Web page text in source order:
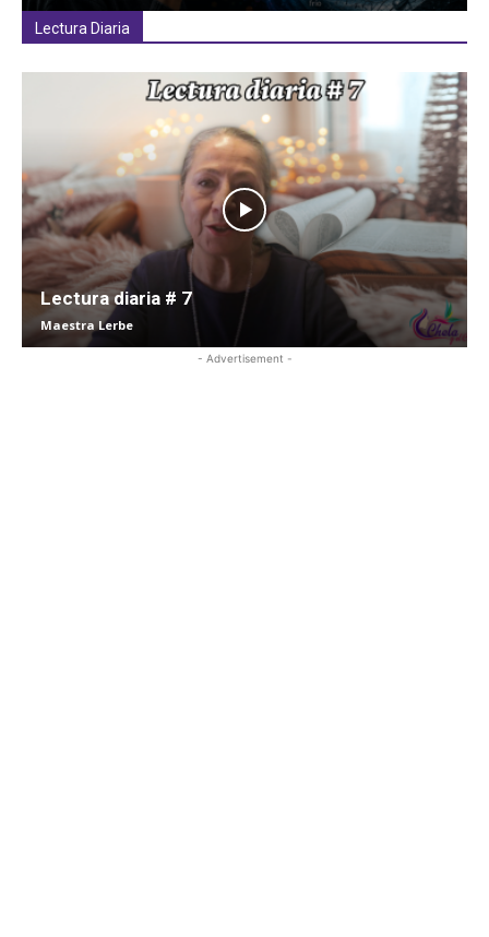
Lectura Diaria
Lectura diaria # 7
Maestra Lerbe
- Advertisement -